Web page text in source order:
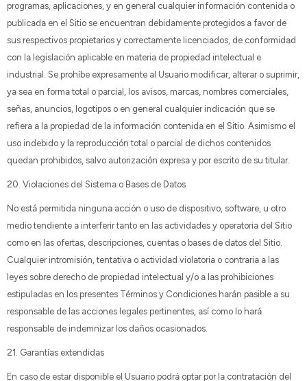
programas, aplicaciones, y en general cualquier información contenida o
publicada en el Sitio se encuentran debidamente protegidos a favor de
sus respectivos propietarios y correctamente licenciados, de conformidad
con la legislación aplicable en materia de propiedad intelectual e
industrial. Se prohíbe expresamente al Usuario modificar, alterar o suprimir,
ya sea en forma total o parcial, los avisos, marcas, nombres comerciales,
señas, anuncios, logotipos o en general cualquier indicación que se
refiera a la propiedad de la información contenida en el Sitio. Asimismo el
uso indebido y la reproducción total o parcial de dichos contenidos
quedan prohibidos, salvo autorización expresa y por escrito de su titular.
20. Violaciones del Sistema o Bases de Datos
No está permitida ninguna acción o uso de dispositivo, software, u otro
medio tendiente a interferir tanto en las actividades y operatoria del Sitio
como en las ofertas, descripciones, cuentas o bases de datos del Sitio.
Cualquier intromisión, tentativa o actividad violatoria o contraria a las
leyes sobre derecho de propiedad intelectual y/o a las prohibiciones
estipuladas en los presentes Términos y Condiciones harán pasible a su
responsable de las acciones legales pertinentes, así como lo hará
responsable de indemnizar los daños ocasionados.
21. Garantías extendidas
En caso de estar disponible el Usuario podrá optar por la contratación del